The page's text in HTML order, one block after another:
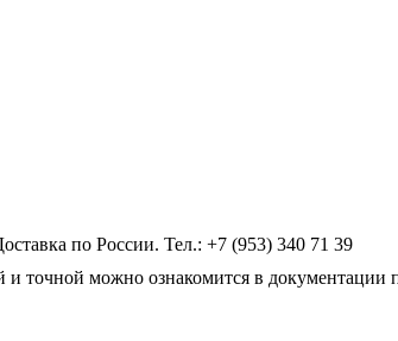
по России. Тел.: +7 (953) 340 71 39
точной можно ознакомится в документации